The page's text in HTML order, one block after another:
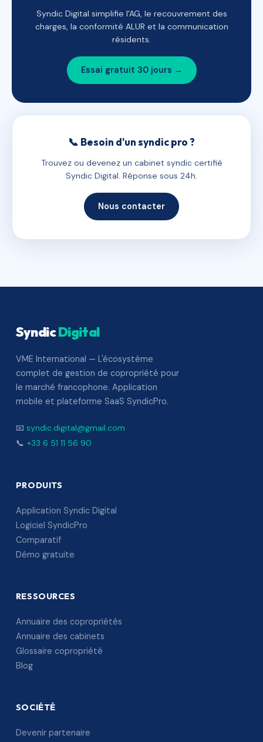
Syndic Digital simplifie l'AG, le recouvrement des
charges, la conformité ALUR et la communication
résidents.
Essai gratuit 30 jours →
📞 Besoin d'un syndic pro ?
Trouvez ou devenez un cabinet syndic certifié
Syndic Digital. Réponse sous 24h.
Nous contacter
SyndicDigital
VME International — L'écosystème
complet de gestion de copropriété pour
le marché francophone. Application
mobile et plateforme SaaS SyndicPro.
📧 syndic.digital@gmail.com
📞 +33 6 51 11 56 90
PRODUITS
Application Syndic Digital
Logiciel SyndicPro
Comparatif
Démo gratuite
RESSOURCES
Annuaire des copropriétés
Annuaire des cabinets
Glossaire copropriété
Blog
SOCIÉTÉ
Devenir partenaire